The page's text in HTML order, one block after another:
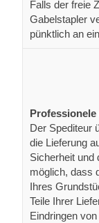
Falls der freie
Gabelstapler
pünktlich an
Der Spediteur
die Lieferung
Sicherheit und
möglich, dass
Ihres
Teile Ihrer
Eindringen